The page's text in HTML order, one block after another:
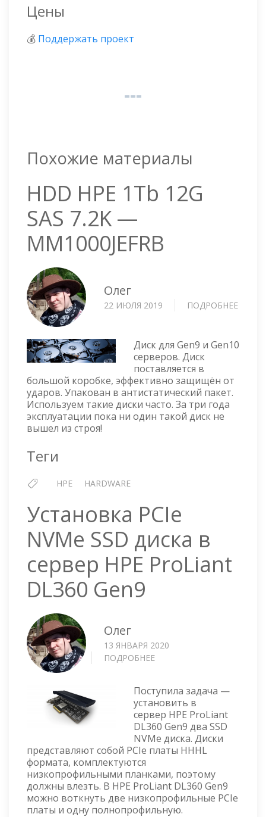
Цены
💰 Поддержать проект
Похожие материалы
HDD HPE 1Tb 12G
SAS 7.2K —
MM1000JEFRB
Олег
22 ИЮЛЯ 2019 ПОДРОБНЕЕ
1TB
Диск для Gen9 и Gen10
серверов. Диск
поставляется в
большой коробке, эффективно защищён от
ударов. Упакован в антистатический пакет.
Используем такие диски часто. За три года
эксплуатации пока ни один такой диск не
вышел из строя!
Теги
HPE HARDWARE
Установка PCIe
NVMe SSD диска в
сервер HPE ProLiant
DL360 Gen9
Олег
13 ЯНВАРЯ 2020
ПОДРОБНЕЕ
NVME
SSD
ДИСКА
В
СЕРВЕР
HPE
PROLIANT
DL360
GEN9
Поступила задача —
установить в
сервер HPE ProLiant
DL360 Gen9 два SSD
NVMe диска. Диски
представляют собой PCIe платы HHHL
формата, комплектуются
низкопрофильными планками, поэтому
должны влезть. В HPE ProLiant DL360 Gen9
можно воткнуть две низкопрофильные PCIe
платы и одну полнопрофильную.